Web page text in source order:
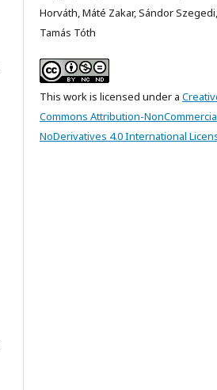
Horváth, Máté Zakar, Sándor Szegedi,
Tamás Tóth
This work is licensed under a
Commons Attribution-
NoDerivatives 4.0 International